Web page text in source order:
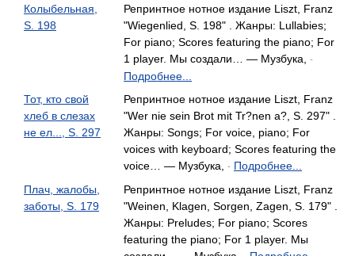
Колыбельная,
S. 198
Репринтное нотное издание Liszt, Franz
"Wiegenlied, S. 198" . Жанры: Lullabies;
For piano; Scores featuring the piano; For
1 player. Мы создали… — Музбука,
-
Подробнее...
Тот, кто свой
хлеб в слезах
не ел..., S. 297
Репринтное нотное издание Liszt, Franz
"Wer nie sein Brot mit Tr?nen a?, S. 297" .
Жанры: Songs; For voice, piano; For
voices with keyboard; Scores featuring the
voice… — Музбука,
- Подробнее...
Плач, жалобы,
заботы, S. 179
Репринтное нотное издание Liszt, Franz
"Weinen, Klagen, Sorgen, Zagen, S. 179" .
Жанры: Preludes; For piano; Scores
featuring the piano; For 1 player. Мы